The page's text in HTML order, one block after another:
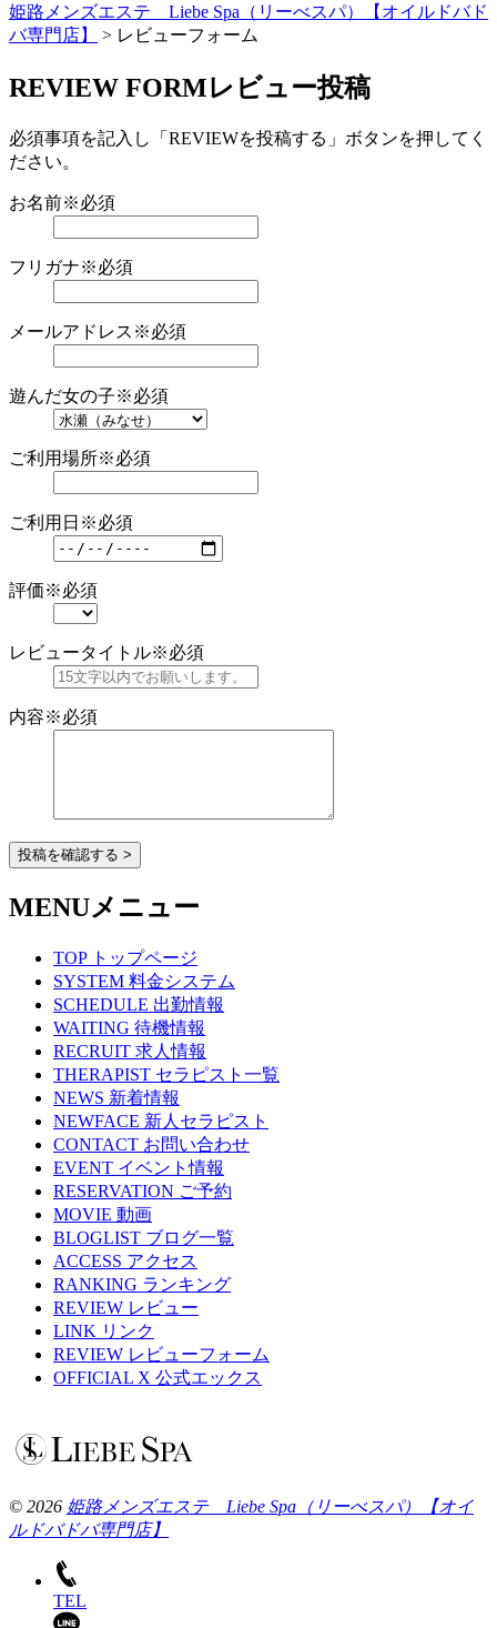
姫路メンズエステ Liebe Spa（リーべスパ）【オイルドバド
バ専門店】
> レビューフォーム
REVIEW FORMレビュー投稿
必須事項を記入し「REVIEWを投稿する」ボタンを押してく
ださい。
お名前※必須
フリガナ※必須
メールアドレス ※必須
遊んだ女の子※必須
ご利用場所※必須
ご利用日 ※必須
評価※必須
レビュータイトル※必須
内容※必須
投稿を確認する >
MENUメニュー
TOP トップページ
SYSTEM 料金システム
SCHEDULE 出勤情報
WAITING 待機情報
RECRUIT 求人情報
THERAPIST セラピスト一覧
NEWS 新着情報
NEWFACE 新人セラピスト
CONTACT お問い合わせ
EVENT イベント情報
RESERVATION ご予約
MOVIE 動画
BLOGLIST ブログ一覧
ACCESS アクセス
RANKING ランキング
REVIEW レビュー
LINK リンク
REVIEW レビューフォーム
OFFICIAL X 公式エックス
© 2026 姫路メンズエステ Liebe Spa（リーべスパ）【オイ
ルドバドバ専門店】
TEL